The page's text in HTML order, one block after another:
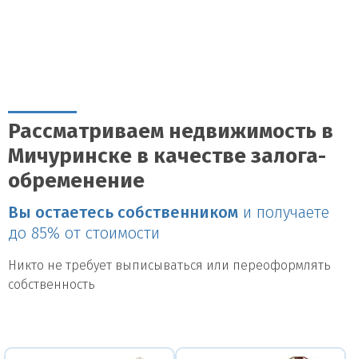
Рассматриваем недвижимость в
Мичуринске в качестве залога-
обременение
Вы остаетесь собственником и получаете
до 85% от стоимости
Никто не требует выписываться или переоформлять
собственность